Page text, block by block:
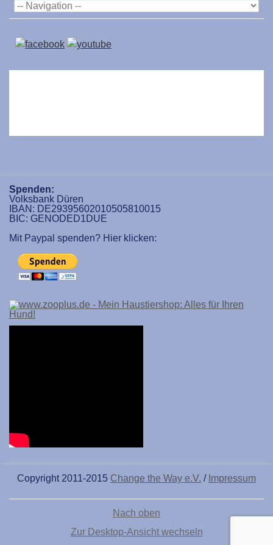
Spenden:
Volksbank Düren
IBAN: DE29395602010505810015
BIC: GENODED1DUE
Mit Paypal spenden? Hier klicken:
Copyright 2011-2015 Change the Way e.V. / Impressum
Nach oben
Zur Desktop-Ansicht wechseln